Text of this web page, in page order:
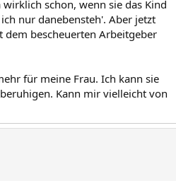
schon, wenn sie das Kind
nur danebensteh'. Aber jetzt
dem bescheuerten Arbeitgeber
für meine Frau. Ich kann sie
Kann mir vielleicht von